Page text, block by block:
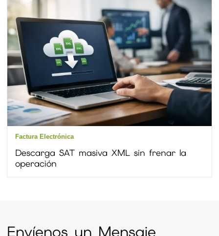
Factura Electrónica
Descarga SAT masiva XML sin frenar la
operación
Envíenos un Mensaje